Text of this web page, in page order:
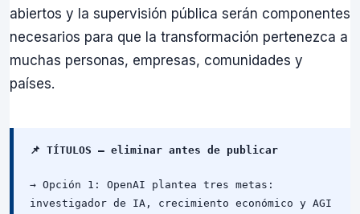
abiertos y la supervisión pública serán componentes
necesarios para que la transformación pertenezca a
muchas personas, empresas, comunidades y
países.
📌 TÍTULOS — eliminar antes de publicar
→ Opción 1: OpenAI plantea tres metas:
investigador de IA, crecimiento económico y AGI